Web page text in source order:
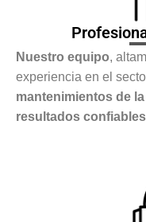
Nuestro equipo,
experiencia en el
mantenimientos de
resultados